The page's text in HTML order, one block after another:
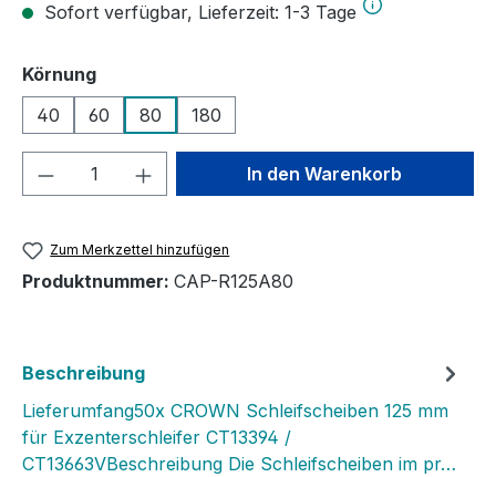
Sofort verfügbar, Lieferzeit: 1-3 Tage
Körnungauswählen
40
60 80 180
Produkt Anzahl: Gib denIn den Warenkorb
Zum Merkzettel hinzufügen
Produktnummer: CAP-R125A80
Beschreibung
Lieferumfang50x CROWN Schleifscheiben 125 mm
für Exzenterschleifer CT13394 /
CT13663VBeschreibung Die Schleifscheiben im pr…